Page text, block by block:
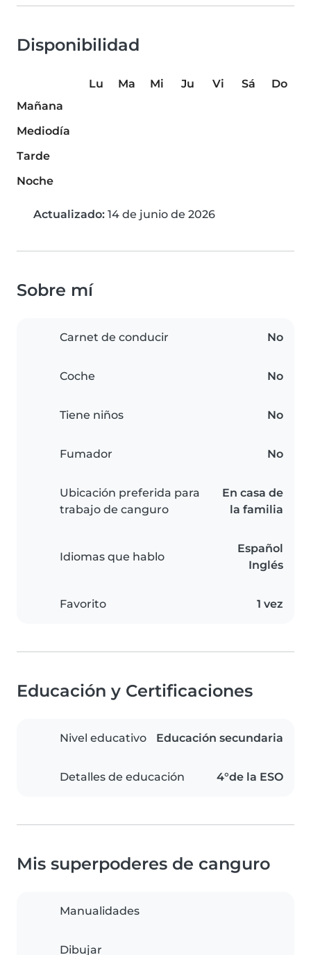
Disponibilidad
Lu Ma Mi Ju Vi Sá
Do
Mañana
Mediodía
Tarde
Noche
Actualizado: 14 de junio de 2026
Sobre mí
Carnet de conducir No
Coche No
Tiene niños No
Fumador No
Ubicación preferida para
trabajo de canguro
En casa de
la familia
Idiomas que hablo
Español
Inglés
Favorito 1 vez
Educación y Certificaciones
Nivel educativo Educación secundaria
Detalles de educación 4°de la ESO
Mis superpoderes de canguro
Manualidades
Dibujar